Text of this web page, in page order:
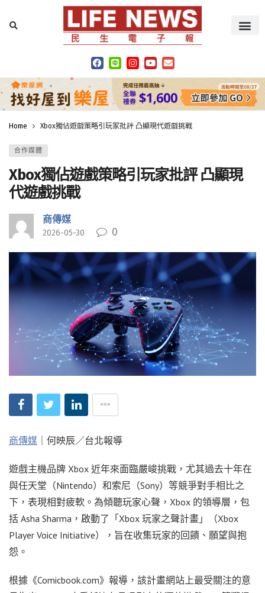
Home Xbox獨佔遊戲策略引玩家批評 凸顯現代遊戲挑戰
合作媒體
Xbox獨佔遊戲策略引玩家批評 凸顯現
代遊戲挑戰
商傳媒
2026-05-30 0
商傳媒 ｜何映辰／台北報導
遊戲主機品牌 Xbox 近年來面臨嚴峻挑戰，尤其過去十年在
與任天堂（Nintendo）和索尼（Sony）等競爭對手相比之
下，表現相對疲軟。為傾聽玩家心聲，Xbox 的領導層，包
括 Asha Sharma，啟動了「Xbox 玩家之聲計畫」（Xbox
Player Voice Initiative），旨在收集玩家的回饋、願望與抱
怨。
根據《Comicbook.com》報導，該計畫網站上最受關注的意